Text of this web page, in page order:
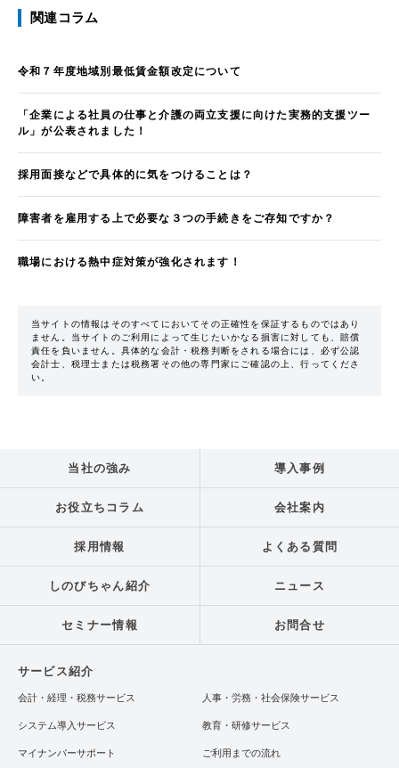
関連コラム
令和７年度地域別最低賃金額改定について
「企業による社員の仕事と介護の両立支援に向けた実務的支援ツー
ル」が公表されました！
採用面接などで具体的に気をつけることは？
障害者を雇用する上で必要な３つの手続きをご存知ですか？
職場における熱中症対策が強化されます！
当サイトの情報はそのすべてにおいてその正確性を保証するものではあり
ません。当サイトのご利用によって生じたいかなる損害に対しても、賠償
責任を負いません。具体的な会計・税務判断をされる場合には、必ず公認
会計士、税理士または税務署その他の専門家にご確認の上、行ってくださ
い。
当社の強み 導入事例
お役立ちコラム 会社案内
採用情報 よくある質問
しのびちゃん紹介 ニュース
セミナー情報 お問合せ
サービス紹介
会計・経理・税務サービス 人事・労務・社会保険サービス
システム導入サービス 教育・研修サービス
マイナンバーサポート ご利用までの流れ